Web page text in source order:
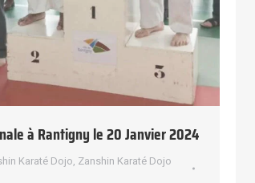
à Rantigny le 20 Janvier 2024
Karaté Dojo, Zanshin Karaté Dojo